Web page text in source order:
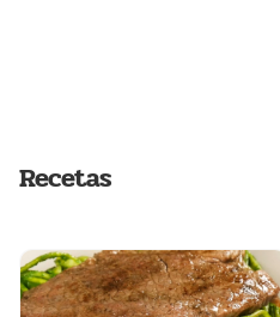
Recetas